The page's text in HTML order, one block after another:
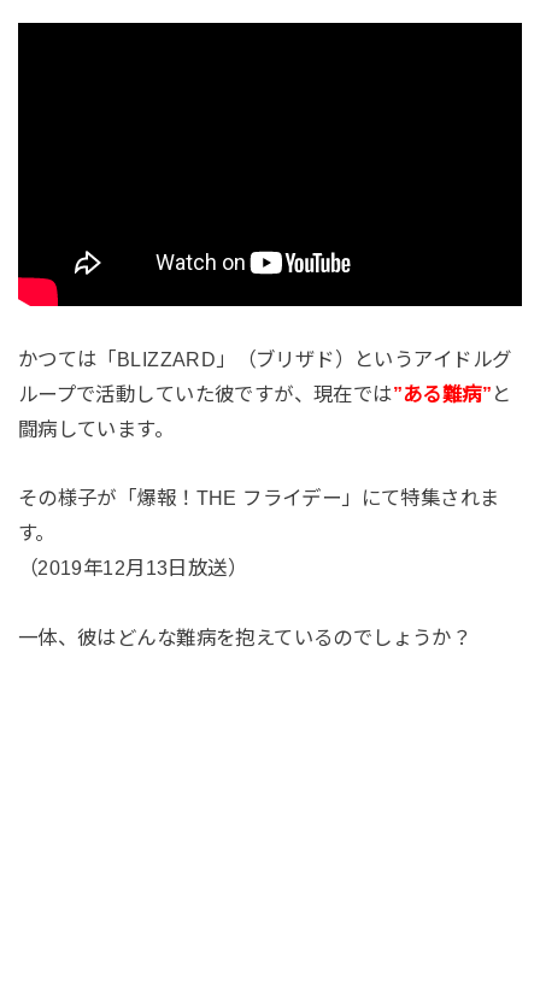
かつては「BLIZZARD」（ブリザド）というアイドルグ
ループで活動していた彼ですが、現在では”ある難病” と
闘病しています。
その様子が「爆報！THE フライデー」にて特集されま
す。
（2019年12月13日放送）
一体、彼はどんな難病を抱えているのでしょうか？